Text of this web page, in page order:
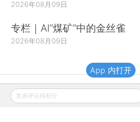
2026年08月09日
专栏｜AI“煤矿”中的金丝雀
2026年08月09日
财新移动
发表评论得积分
App 内打开